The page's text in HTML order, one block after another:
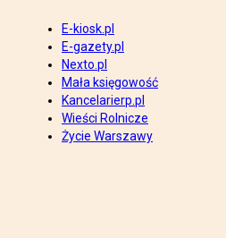
E-kiosk.pl
E-gazety.pl
Nexto.pl
Mała księgowość
Kancelarierp.pl
Wieści Rolnicze
Życie Warszawy